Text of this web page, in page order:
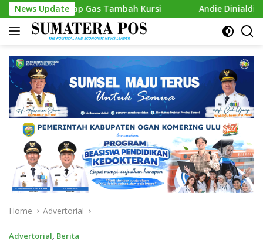
Skip
to
content
News Update
Gas Tambah Kursi Andie Dinialdie Kembalikan
Home Advertorial
Advertorial, Berita